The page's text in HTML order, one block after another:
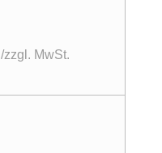
/zzgl. MwSt.